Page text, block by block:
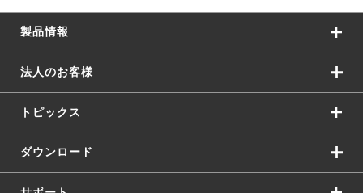
製品情報
法人のお客様
トピックス
ダウンロード